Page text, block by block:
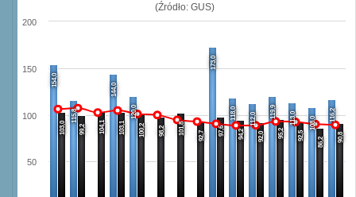
(Źródło: GUS)
154,0
115,8
144,0
120,0
173,0
118,0 112,0 119,9 113,0 108,0
116,2
103,0
99,2 104,1 103,1 100,2 98,2 101,8 92,7 97,6 94,2 92,0 95,2 92,5
86,2 90,8
50
100
150
200